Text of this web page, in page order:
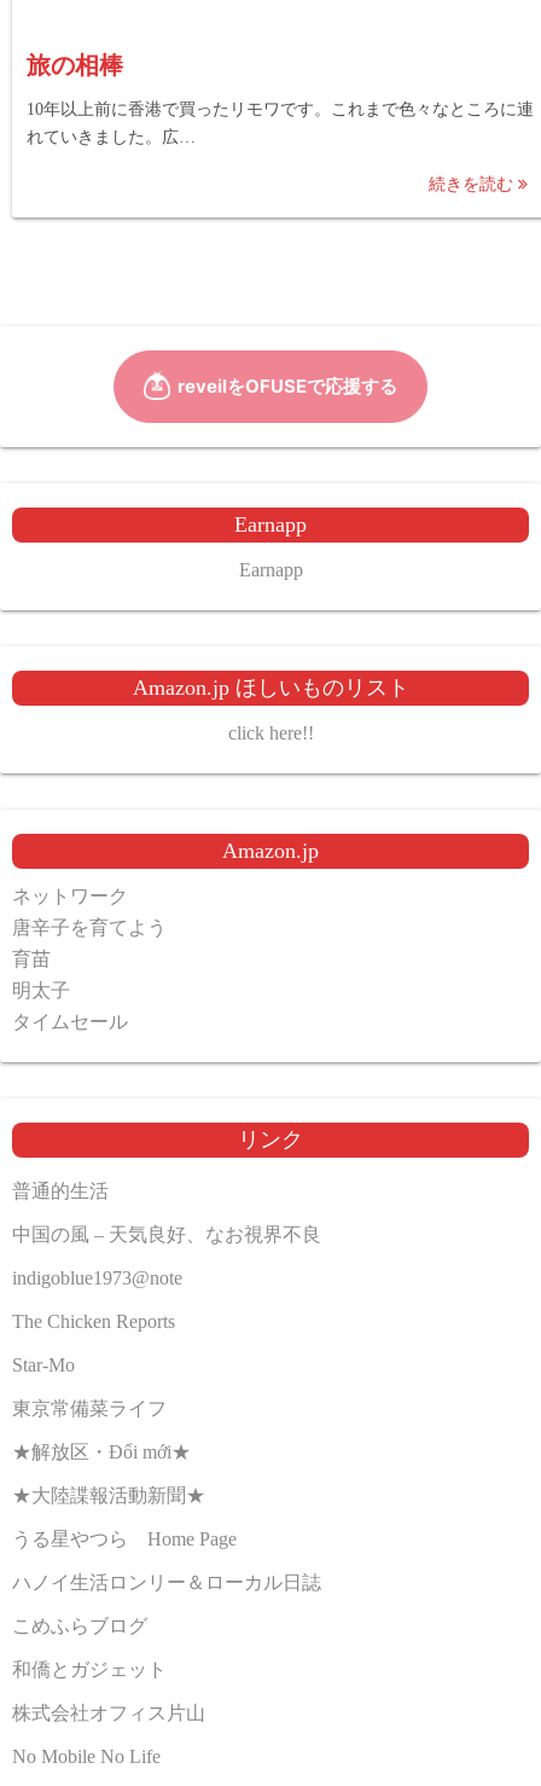
旅の相棒
10年以上前に香港で買ったリモワです。これまで色々なところに連
れていきました。広…
続きを読む
Earnapp
Earnapp
Amazon.jp ほしいものリスト
click here!!
Amazon.jp
ネットワーク
唐辛子を育てよう
育苗
明太子
タイムセール
リンク
普通的生活
中国の風 – 天気良好、なお視界不良
indigoblue1973@note
The Chicken Reports
Star-Mo
東京常備菜ライフ
★解放区・Đổi mới★
★大陸諜報活動新聞★
うる星やつら Home Page
ハノイ生活ロンリー＆ローカル日誌
こめふらブログ
和僑とガジェット
株式会社オフィス片山
No Mobile No Life